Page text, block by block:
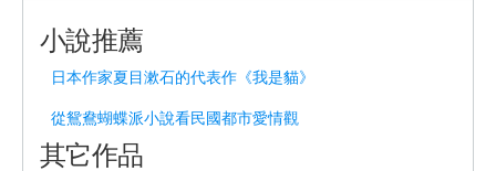
小說推薦
日本作家夏目漱石的代表作《我是貓》
從鴛鴦蝴蝶派小說看民國都市愛情觀
其它作品